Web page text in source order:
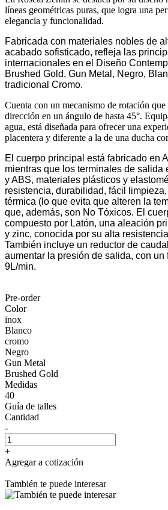
líneas geométricas puras, que logra una
elegancia y funcionalidad.
Fabricada con materiales nobles de
acabado sofisticado, refleja las
internacionales en el Diseño
Brushed Gold, Gun Metal, Negro,
tradicional Cromo.
Cuenta con un mecanismo de rotación que
dirección en un ángulo de hasta 45°.
agua, está diseñada para ofrecer una
placentera y diferente a la de una ducha
El cuerpo principal está fabricado en
mientras que los terminales de salida
y ABS, materiales plásticos y
resistencia, durabilidad, fácil
térmica (lo que evita que alteren la
que, además, son No Tóxicos. El
compuesto por Latón, una aleación
y zinc, conocida por su alta
También incluye un reductor de
aumentar la presión de salida, con
9L/min.
Pre-order
Color
inox
Blanco
cromo
Negro
Gun Metal
Brushed Gold
Medidas
40
Guía de talles
Cantidad
-
+
Agregar a cotización
También te puede interesar